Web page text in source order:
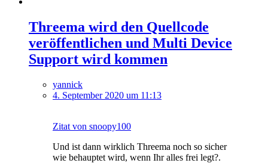
Threema wird den Quellcode
veröffentlichen und Multi Device
Support wird kommen
yannick
4. September 2020 um 11:13
Zitat von snoopy100
Und ist dann wirklich Threema noch so sicher
wie behauptet wird, wenn Ihr alles frei legt?.